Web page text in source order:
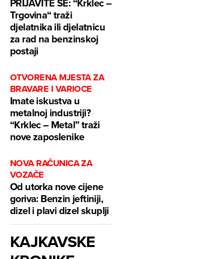
Trgovina“ traži
djelatnika ili djelatnicu
za rad na benzinskoj
postaji
OTVORENA MJESTA ZA
BRAVARE I VARIOCE
Imate iskustva u
metalnoj industriji?
“Krklec – Metal” traži
nove zaposlenike
NOVA RAČUNICA ZA
VOZAČE
Od utorka nove cijene
goriva: Benzin jeftiniji,
dizel i plavi dizel skuplji
KAJKAVSKE